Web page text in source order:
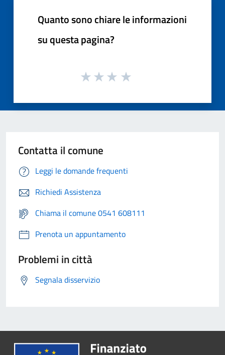
Quanto sono chiare le informazioni
su questa pagina?
Contatta il comune
Leggi le domande frequenti
Richiedi Assistenza
Chiama il comune 0541 608111
Prenota un appuntamento
Problemi in città
Segnala disservizio